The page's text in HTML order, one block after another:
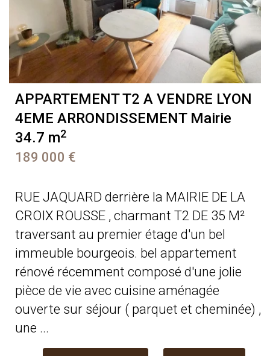
APPARTEMENT T2 A VENDRE LYON
4EME ARRONDISSEMENT Mairie
34.7 m2
189 000 €
RUE JAQUARD derrière la MAIRIE DE LA
CROIX ROUSSE , charmant T2 DE 35 M²
traversant au premier étage d'un bel
immeuble bourgeois. bel appartement
rénové récemment composé d'une jolie
pièce de vie avec cuisine aménagée
ouverte sur séjour ( parquet et cheminée) ,
une ...